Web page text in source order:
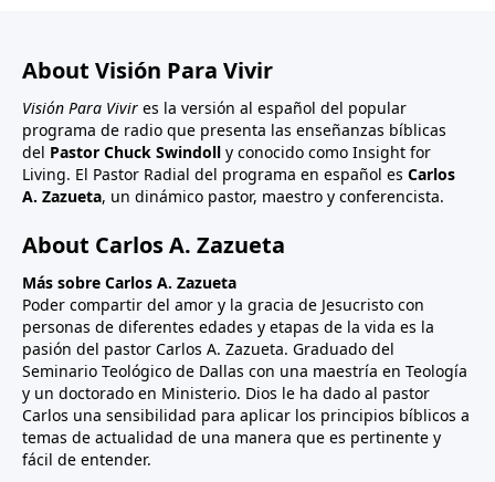
About Visión Para Vivir
Visión Para Vivir es la versión al español del popular
programa de radio que presenta las enseñanzas bíblicas
del Pastor Chuck Swindoll y conocido como Insight for
Living. El Pastor Radial del programa en español es Carlos
A. Zazueta, un dinámico pastor, maestro y conferencista.
About Carlos A. Zazueta
Más sobre Carlos A. Zazueta
Poder compartir del amor y la gracia de Jesucristo con
personas de diferentes edades y etapas de la vida es la
pasión del pastor Carlos A. Zazueta. Graduado del
Seminario Teológico de Dallas con una maestría en Teología
y un doctorado en Ministerio. Dios le ha dado al pastor
Carlos una sensibilidad para aplicar los principios bíblicos a
temas de actualidad de una manera que es pertinente y
fácil de entender.